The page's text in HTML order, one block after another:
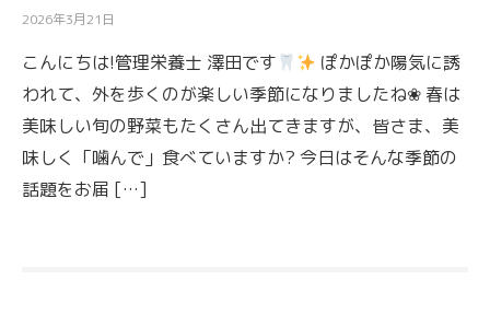
2026年3月21日
​こんにちは!管理栄養士 澤田です
ぽかぽか陽気に誘
われて、外を歩くのが楽しい季節になりましたね❀ 春は
美味しい旬の野菜もたくさん出てきますが、皆さま、美
味しく「噛んで」食べていますか? 今日はそんな季節の
話題をお届 […]